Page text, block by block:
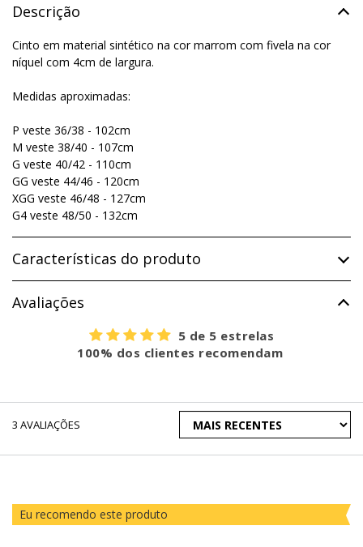
Descrição
Cinto em material sintético na cor marrom com fivela na cor
níquel com 4cm de largura.
Medidas aproximadas:
P veste 36/38 - 102cm
M veste 38/40 - 107cm
G veste 40/42 - 110cm
GG veste 44/46 - 120cm
XGG veste 46/48 - 127cm
G4 veste 48/50 - 132cm
Características do produto
Avaliações
5 de 5 estrelas
100% dos clientes recomendam
3 AVALIAÇÕES
ORDENAR
AVALIAÇÕES
Eu recomendo este produto